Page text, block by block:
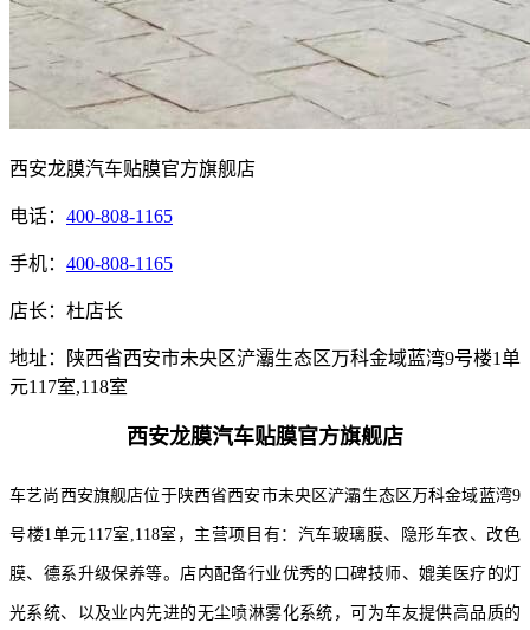
西安龙膜汽车贴膜官方旗舰店
电话： 400-808-1165
手机： 400-808-1165
店长：杜店长
地址：陕西省西安市未央区浐灞生态区万科金域蓝湾9号楼1单
元117室,118室
西安龙膜汽车贴膜官方旗舰店
车艺尚西安旗舰店位于陕西省西安市未央区浐灞生态区万科金域蓝湾9
号楼1单元117室,118室，主营项目有：汽车玻璃膜、隐形车衣、改色
膜、德系升级保养等。店内配备行业优秀的口碑技师、媲美医疗的灯
光系统、以及业内先进的无尘喷淋雾化系统，可为车友提供高品质的